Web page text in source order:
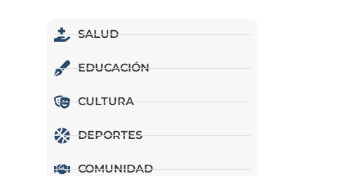
SALUD
EDUCACIÓN
CULTURA
DEPORTES
COMUNIDAD